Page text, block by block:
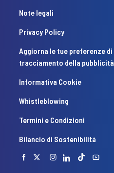
Note legali
Privacy Policy
Aggiorna le tue preferenze di
tracciamento della pubblicità
Informativa Cookie
Whistleblowing
Termini e Condizioni
Bilancio di Sostenibilità